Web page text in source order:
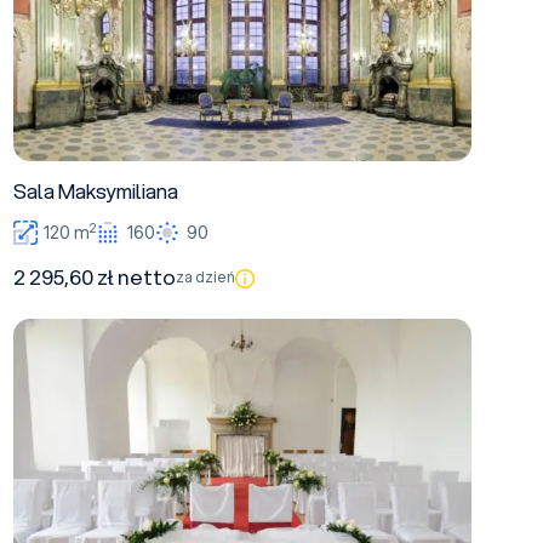
Sala Maksymiliana
120 m2 160 90
2 295,60 zł nettoza dzień
Kaplica Zamkowa